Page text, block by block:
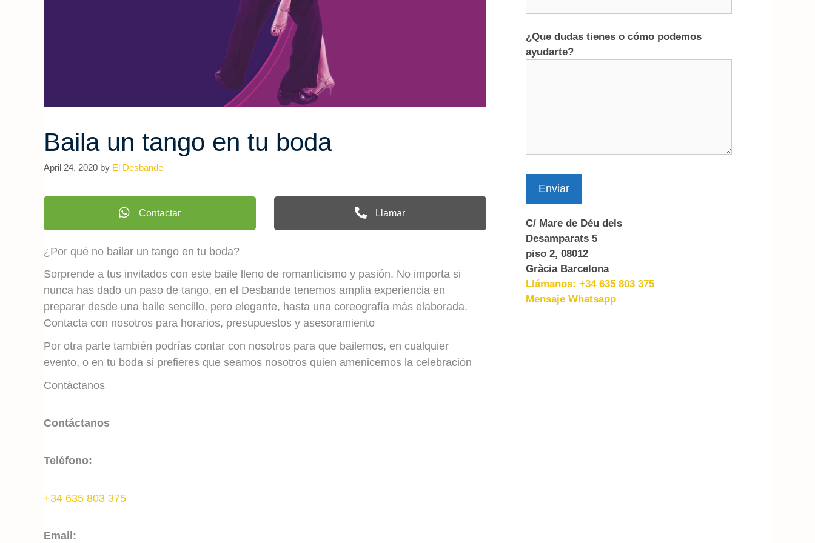
Baila un tango en tu boda
April 24, 2020 by El Desbande
Contactar Llamar
¿Por qué no bailar un tango en tu boda?
Sorprende a tus invitados con este baile lleno de romanticismo y pasión. No importa si
nunca has dado un paso de tango, en el Desbande tenemos amplia experiencia en
preparar desde una baile sencillo, pero elegante, hasta una coreografía más elaborada.
Contacta con nosotros para horarios, presupuestos y asesoramiento
Por otra parte también podrías contar con nosotros para que bailemos, en cualquier
evento, o en tu boda si prefieres que seamos nosotros quien amenicemos la celebración
Contáctanos
Contáctanos
Teléfono:
+34 635 803 375
Email:
¿Que dudas tienes o cómo podemos
ayudarte?
Enviar
C/ Mare de Déu dels
Desamparats 5
piso 2, 08012
Gràcia Barcelona
Llámanos: +34 635 803 375
Mensaje Whatsapp